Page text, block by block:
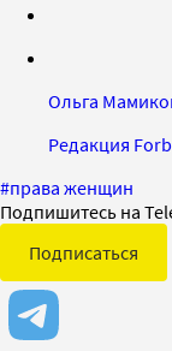
Ольга
Редакция
#права женщин
Подпишитесь на
Подписаться